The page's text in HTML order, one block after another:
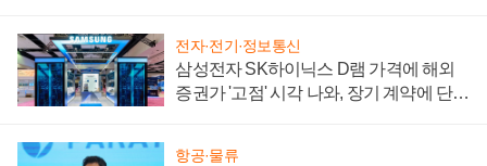
전자·전기·정보통신
삼성전자 SK하이닉스 D램 가격에 해외
증권가 '고점' 시각 나와, 장기 계약에 단점
항공·물류